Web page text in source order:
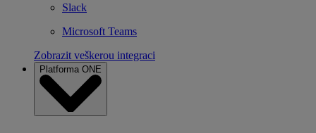
Slack
Microsoft Teams
Zobrazit veškerou integraci
Platforma ONE